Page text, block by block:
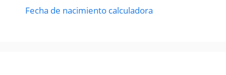
Fecha de nacimiento calculadora